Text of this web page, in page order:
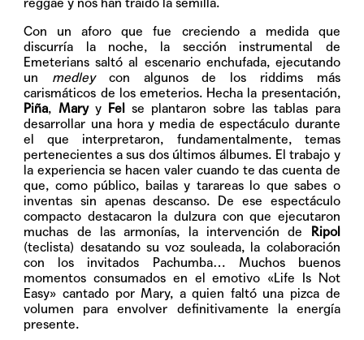
reggae y nos han traído la semilla.
Con un aforo que fue creciendo a medida que
discurría la noche, la sección instrumental de
Emeterians saltó al escenario enchufada, ejecutando
un medley con algunos de los riddims más
carismáticos de los emeterios. Hecha la presentación,
Piña, Maryy Felse plantaron sobre las tablas para
desarrollar una hora y media de espectáculo durante
el que interpretaron, fundamentalmente, temas
pertenecientes a sus dos últimos álbumes. El trabajo y
la experiencia se hacen valer cuando te das cuenta de
que, como público, bailas y tarareas lo que sabes o
inventas sin apenas descanso. De ese espectáculo
compacto destacaron la dulzura con que ejecutaron
muchas de las armonías, la intervención de Ripol
(teclista) desatando su voz souleada, la colaboración
con los invitados Pachumba… Muchos buenos
momentos consumados en el emotivo «Life Is Not
Easy» cantado por Mary, a quien faltó una pizca de
volumen para envolver definitivamente la energía
presente.